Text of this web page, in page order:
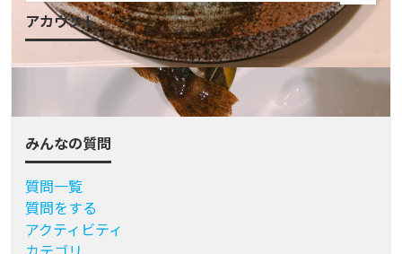
アカウント
ログイン
みんなの質問
質問一覧
質問をする
アクティビティ